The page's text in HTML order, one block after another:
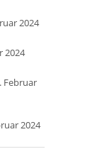
2024
2024
Februar
2024